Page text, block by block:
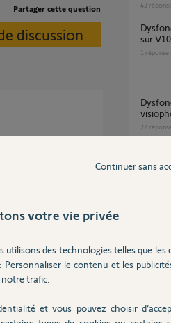
Partager cette question
discussion
42
Dysfonctionnement sonnette image et son
sur
1 réponse
Dysfonctionnement sonnette et son sur
27
22
votre vie privée
des technologies telles que les
le contenu et les
trafic.
et vous pouvez choisir
Continuer sans